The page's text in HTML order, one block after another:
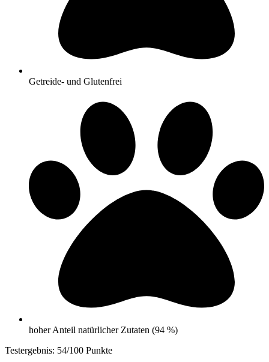
Getreide- und Glutenfrei
hoher Anteil natürlicher Zutaten (94 %)
Testergebnis: 54/100 Punkte